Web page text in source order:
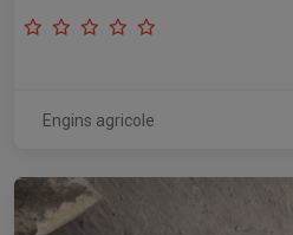
Engins agricole